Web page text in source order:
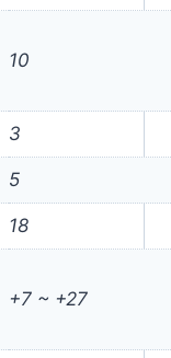
10
3
5
18
+7 ~ +27